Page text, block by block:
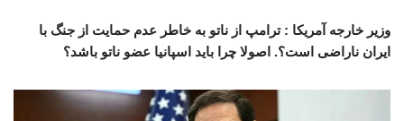
وزیر خارجه آمریکا : ترامپ از ناتو به خاطر عدم حمایت از جنگ با
ایران ناراضی است؟. اصولا چرا باید اسپانیا عضو ناتو باشد؟